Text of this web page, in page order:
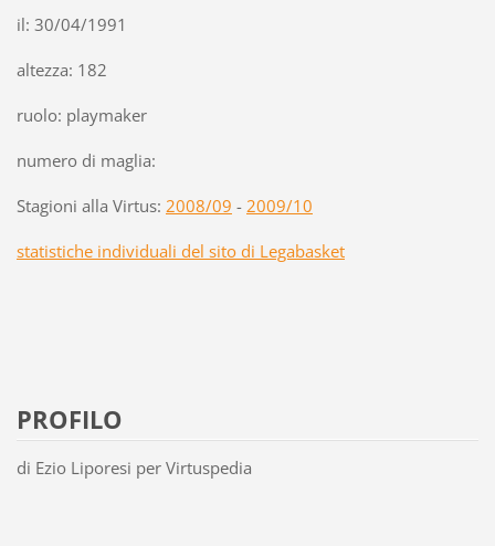
il: 30/04/1991
altezza: 182
ruolo: playmaker
numero di maglia:
Stagioni alla Virtus: 2008/09 - 2009/10
statistiche individuali del sito di Legabasket
PROFILO
di Ezio Liporesi per Virtuspedia